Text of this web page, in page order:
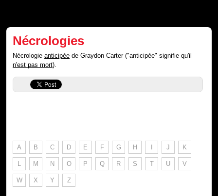
Nécrologies
Nécrologieanticipée de Graydon Carter ("anticipée" signifie qu'il
n'est pas mort).
A B C D E F G H I J K
L M N O P Q R S T U V
W X Y Z